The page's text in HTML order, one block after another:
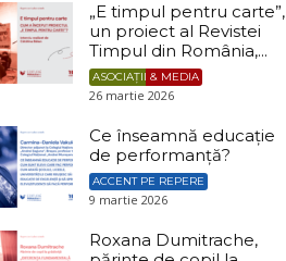
„E timpul pentru carte”,
un proiect al Revistei
Timpul din România,...
ASOCIAȚII & MEDIA
26 martie 2026
Ce înseamnă educație
de performanță?
ACCENT PE REPERE
9 martie 2026
Roxana Dumitrache,